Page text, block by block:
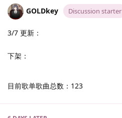
GOLDkey Discussion starter
3/7 更新：
下架：
目前歌单歌曲总数：123